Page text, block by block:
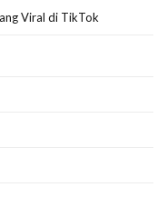
Viral di TikTok